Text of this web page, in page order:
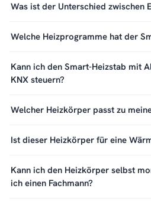
Was ist der Unterschied zwischen
Welche Heizprogramme hat der
Kann ich den Smart-Heizstab mit
KNX steuern?
Welcher Heizkörper passt zu
Ist dieser Heizkörper für eine
Kann ich den Heizkörper selbst
ich einen Fachmann?